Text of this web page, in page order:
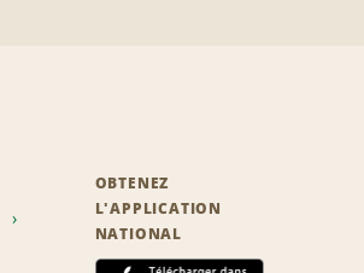
OBTENEZ
L'APPLICATION
NATIONAL